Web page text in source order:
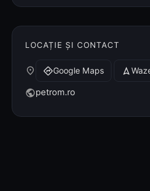
LOCAȚIE ȘI CONTACT
place directionsGoogle Maps navigation
publicpetrom.ro